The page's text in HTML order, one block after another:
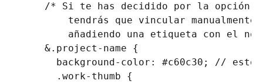
/* Si te has decidido por la opción
tendrás que vincular manualmente
añadiendo una etiqueta con el
&.project-name
{
background-color : #c60c30 ;
// esto
      .work-thumb
{